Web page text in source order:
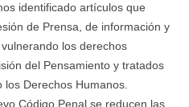
identificado artículos que
de Prensa, de información y
los derechos
del Pensamiento y tratados
Derechos Humanos.
Código Penal se reducen las